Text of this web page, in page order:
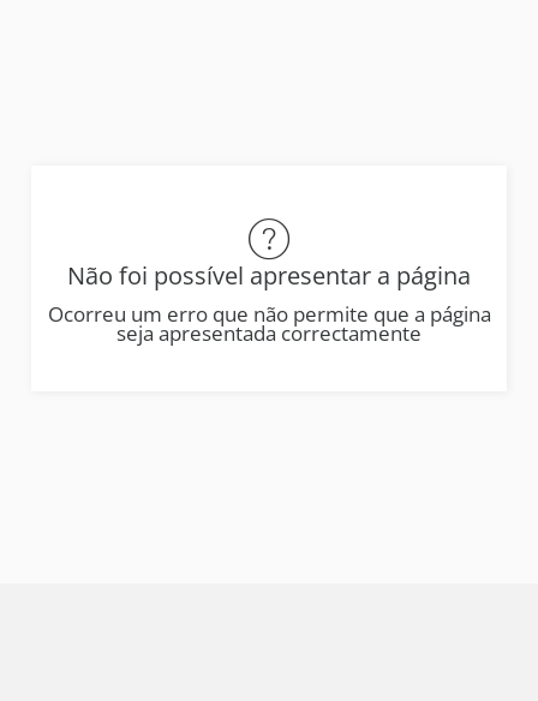
Não foi possível apresentar a página
Ocorreu um erro que não permite que a página
seja apresentada correctamente